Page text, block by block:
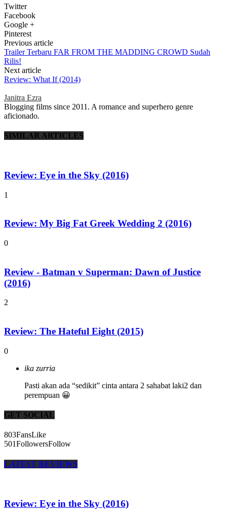
Twitter
Facebook
Google +
Pinterest
Previous article
Trailer Terbaru FAR FROM THE MADDING CROWD Sudah
Rilis!
Next article
Review: What If (2014)
Janitra Ezra
Blogging films since 2011. A romance and superhero genre
aficionado.
SIMILAR ARTICLES
Review: Eye in the Sky (2016)
1
Review: My Big Fat Greek Wedding 2 (2016)
0
Review - Batman v Superman: Dawn of Justice
(2016)
2
Review: The Hateful Eight (2015)
0
ika zurria
Pasti akan ada “sedikit” cinta antara 2 sahabat laki2 dan
perempuan 😀
GET SOCIAL
803FansLike
501FollowersFollow
LATEST REVIEWS
Review: Eye in the Sky (2016)